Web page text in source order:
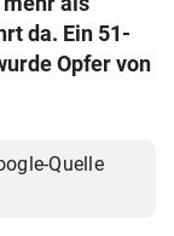
da. Ein 51-
Opfer von
Quelle